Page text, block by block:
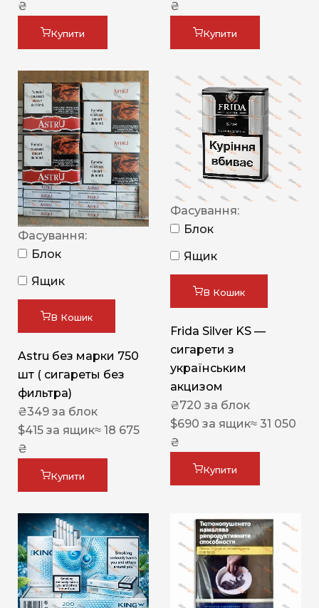
₴
Купити
₴
Купити
Фасування:
Блок
Ящик
В Кошик
Astru без марки 750
шт ( сигареты без
фильтра)
₴349 за блок
$415 за ящик≈ 18 675
₴
Купити
Фасування:
Блок
Ящик
В Кошик
Frida Silver KS —
сигарети з
українським
акцизом
₴720 за блок
$690 за ящик≈ 31 050
₴
Купити